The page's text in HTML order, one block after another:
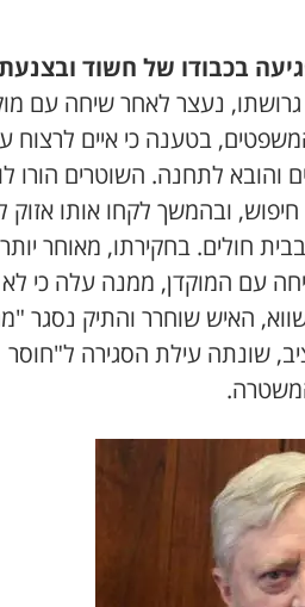
בכבודו של חשוד
נעצר לאחר שיחה עם
בטענה כי איים לרצוח
והובא לתחנה. השוטרים הורו לו
ובהמשך לקחו אותו אזוק
חולים. בחקירתו, מאוחר
עם המוקדן, ממנה עלה כי לא
האיש שוחרר והתיק נסגר
שונתה עילת הסגירה ל"חוסר